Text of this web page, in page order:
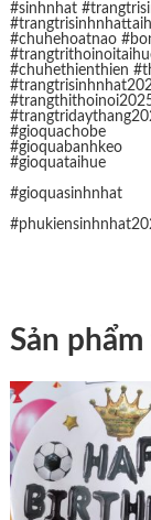
#sinhnhat
#chuhehoatnao
#chuhethienthien
#gioquachobe
#gioquabanhkeo
#gioquataihue
#gioquasinhnhat
Sản